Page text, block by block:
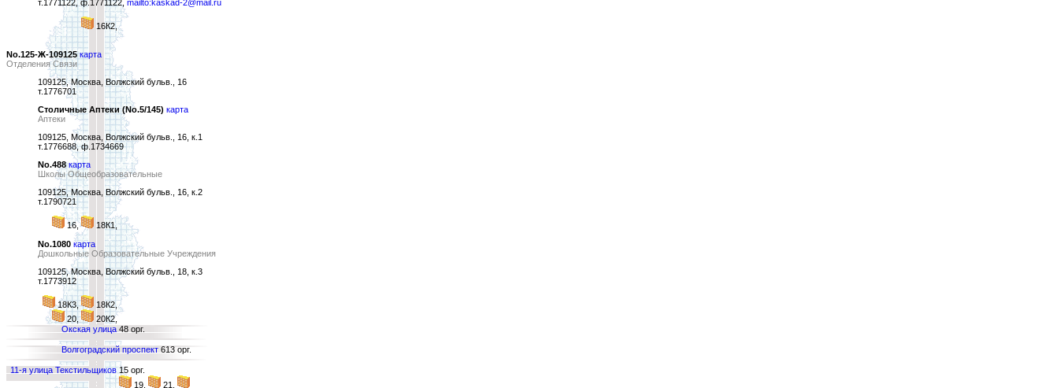
т.1771122, ф.1771122, mailto:kaskad-2@mail.ru
16К2,
No.125-Ж-109125 карта
Отделения Связи
109125, Москва, Волжский бульв., 16
т.1776701
Столичные Аптеки (No.5/145) карта
Аптеки
109125, Москва, Волжский бульв., 16, к.1
т.1776688, ф.1734669
No.488 карта
Школы Общеобразовательные
109125, Москва, Волжский бульв., 16, к.2
т.1790721
16,
18К1,
No.1080 карта
Дошкольные Образовательные Учреждения
109125, Москва, Волжский бульв., 18, к.3
т.1773912
18К3,
18К2,
20,
20К2,
Окская улица 48 орг.
Волгоградский проспект 613 орг.
11-я улица Текстильщиков15 орг.
19,
21,